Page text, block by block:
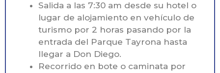
Salida a las 7:30 am desde su hotel o
lugar de alojamiento en vehículo de
turismo por 2 horas pasando por la
entrada del Parque Tayrona hasta
llegar a Don Diego.
Recorrido en bote o caminata por